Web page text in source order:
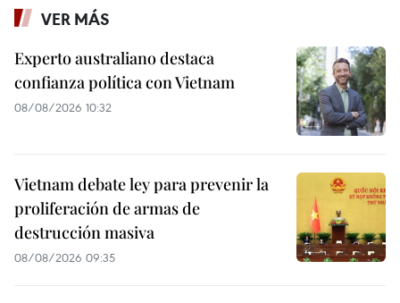
VER MÁS
Experto australiano destaca
confianza política con Vietnam
08/08/2026 10:32
Vietnam debate ley para prevenir la
proliferación de armas de
destrucción masiva
08/08/2026 09:35